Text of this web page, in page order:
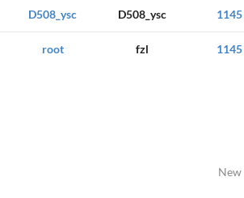
D508_ysc D508_ysc 1145
root fzl 1145